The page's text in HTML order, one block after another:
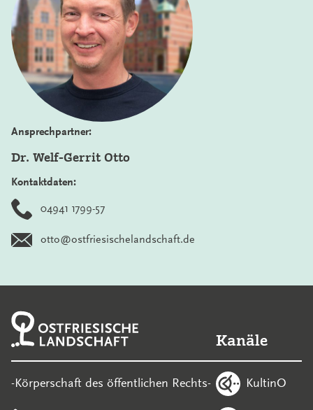
Ansprechpartner:
Dr. Welf-Gerrit Otto
Kontaktdaten:
04941 1799-57
otto@ostfriesischelandschaft.de
-Körperschaft des öffentlichen Rechts-
Kanäle
KultinO